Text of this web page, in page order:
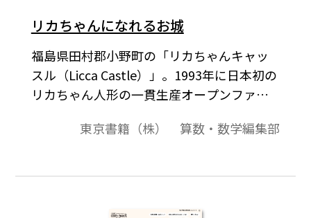
リカちゃんになれるお城
福島県田村郡小野町の「リカちゃんキャッ
スル（Licca Castle）」。1993年に日本初の
リカちゃん人形の一貫生産オープンファク
の許諾を受けて、リカちゃんキャッスルオ
形を製造販売している。歴代のリカちゃん
東京書籍（株） 算数・数学編集部